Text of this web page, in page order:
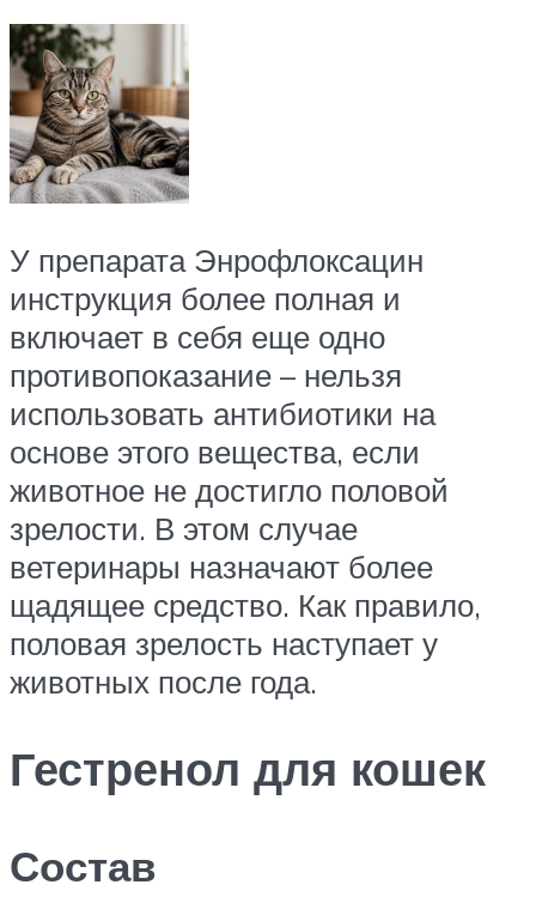
У препарата Энрофлоксацин
инструкция более полная и
включает в себя еще одно
противопоказание – нельзя
использовать антибиотики на
основе этого вещества, если
животное не достигло половой
зрелости. В этом случае
ветеринары назначают более
щадящее средство. Как правило,
половая зрелость наступает у
животных после года.
Гестренол для кошек
Состав